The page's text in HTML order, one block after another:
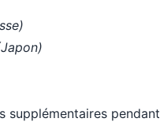
supplémentaires